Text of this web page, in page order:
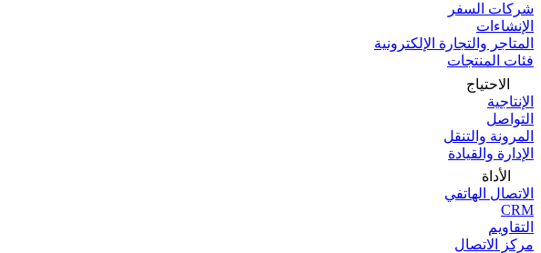
شركات السفر
الإنشاءات
المتاجر والتجارة الإلكترونية
فئات المنتجات
الاحتياج
الإنتاجية
التواصل
المرونة والتنقل
الإدارة والقيادة
الأداة
الاتصال الهاتفي
CRM
التقاويم
مركز الاتصال